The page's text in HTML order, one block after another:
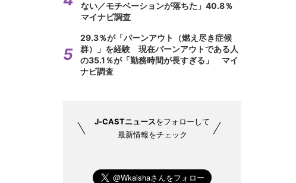
ない／モチベーションが落ちた」40.8％
マイナビ調査
29.3％が「バーンアウト（燃え尽き症候
群）」を経験 現在バーンアウトである人
の35.1％が「勤務時間が長すぎる」 マイ
ナビ調査
J-CASTニュースをフォローして
最新情報をチェック